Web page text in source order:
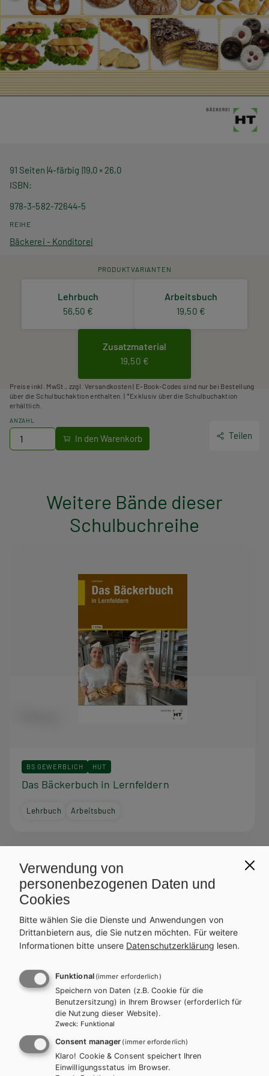
91 Seiten 4-färbig 19,0 × 26,0
ISBN
978-3-582-72644-5
REIHE
Bäckerei - Konditorei
PRODUKTVARIANTEN
Lehrbuch
56,50 €
Arbeitsbuch
19,50 €
Zusatzmaterial
19,50 €
Preise inkl. MwSt., zzgl. Versandkosten | E-Book-Codes sind nur bei Bestellung
über die Schulbuchaktion enthalten. | *Exklusiv über die Schulbuchaktion
erhältlich.
ANZAHL
Teilen
Weitere Bände dieser
Schulbuchreihe
BS GEWERBLICH HUT
Das Bäckerbuch in Lernfeldern
Lehrbuch Arbeitsbuch
HUT
Das Bäckerbuch in Lernfeldern eBook inside
Verwendung von
personenbezogenen Daten und
Cookies
Bitte wählen Sie die Dienste und Anwendungen von
Drittanbietern aus, die Sie nutzen möchten. Für weitere
Informationen bitte unsere Datenschutzerklärung lesen.
Funktional (immer erforderlich)
Speichern von Daten (z.B. Cookie für die
Benutzersitzung) in Ihrem Browser (erforderlich für
die Nutzung dieser Website).
Zweck: Funktional
Consent manager (immer erforderlich)
Klaro! Cookie & Consent speichert Ihren
Einwilligungsstatus im Browser.